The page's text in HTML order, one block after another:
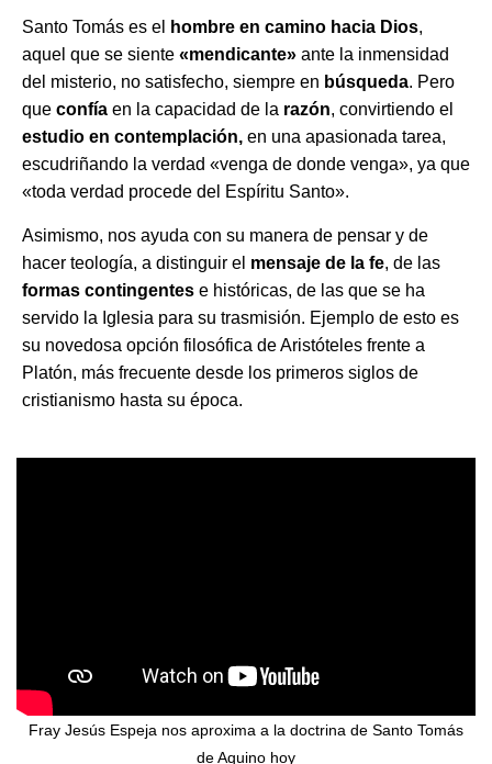
Santo Tomás es el hombre en camino hacia Dios,
aquel que se siente «mendicante» ante la inmensidad
del misterio, no satisfecho, siempre en búsqueda. Pero
que confía en la capacidad de la razón, convirtiendo el
estudio en contemplación, en una apasionada tarea,
escudriñando la verdad «venga de donde venga», ya que
«toda verdad procede del Espíritu Santo».
Asimismo, nos ayuda con su manera de pensar y de
hacer teología, a distinguir el mensaje de la fe, de las
formas contingentes e históricas, de las que se ha
servido la Iglesia para su trasmisión. Ejemplo de esto es
su novedosa opción filosófica de Aristóteles frente a
Platón, más frecuente desde los primeros siglos de
cristianismo hasta su época.
Fray Jesús Espeja nos aproxima a la doctrina de Santo Tomás
de Aquino hoy